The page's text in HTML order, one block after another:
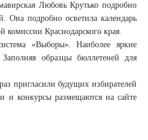
Любовь Крутько подробно
Она подробно осветила календарь
комиссии Краснодарского края.
«Выборы». Наиболее яркие
образцы бюллетеней для
пригласили будущих избирателей
и конкурсы размещаются на сайте